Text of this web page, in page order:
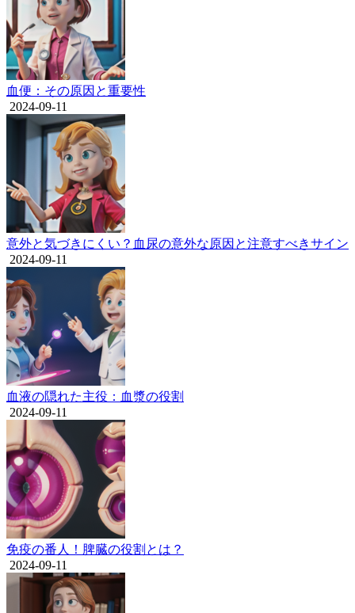
血便：その原因と重要性
2024-09-11
意外と気づきにくい？血尿の意外な原因と注意すべきサイン
2024-09-11
血液の隠れた主役：血漿の役割
2024-09-11
免疫の番人！脾臓の役割とは？
2024-09-11